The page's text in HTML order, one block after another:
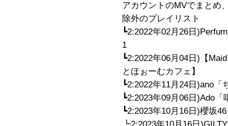
アカウントのMVでまとめ
除外のプレイリスト
┗2:2022年02月26日
1
┗2:2022年06月04日)【
とほぉーむカフェ】
┗2:2022年11月24日)ano「
┗2:2023年09月06日)Ado「
┗2:2023年10月16日)櫻坂